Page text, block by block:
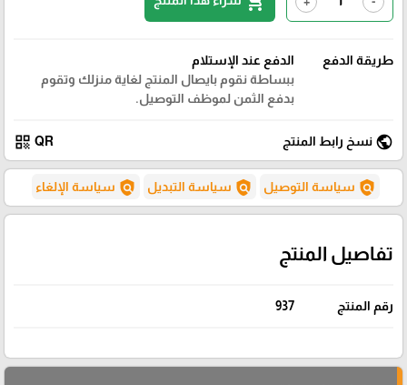
طريقة الدفع
الدفع عند الإستلام
ببساطة نقوم بايصال المنتج لغاية منزلك وتقوم
بدفع الثمن لموظف التوصيل.
public نسخ رابط المنتج QR
qr_code
policy سياسة التوصيل policy سياسة التبديل policy سياسة الإلغاء
تفاصيل المنتج
رقم المنتج 937